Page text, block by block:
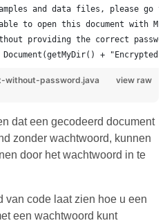
view raw
without-password.java
dat een gecodeerd document
zonder wachtwoord, kunnen
door het wachtwoord in te
van code laat zien hoe u een
een wachtwoord kunt